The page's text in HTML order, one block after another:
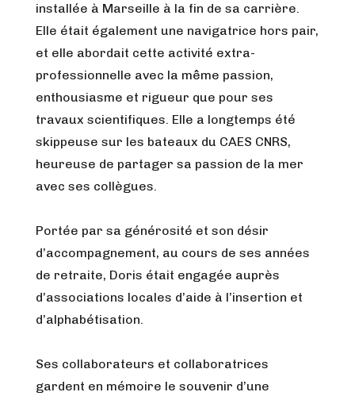
installée à Marseille à la fin de sa carrière.
Elle était également une navigatrice hors pair,
et elle abordait cette activité extra-
professionnelle avec la même passion,
enthousiasme et rigueur que pour ses
travaux scientifiques. Elle a longtemps été
skippeuse sur les bateaux du CAES CNRS,
heureuse de partager sa passion de la mer
avec ses collègues.
Portée par sa générosité et son désir
d’accompagnement, au cours de ses années
de retraite, Doris était engagée auprès
d’associations locales d’aide à l’insertion et
d’alphabétisation.
Ses collaborateurs et collaboratrices
gardent en mémoire le souvenir d’une